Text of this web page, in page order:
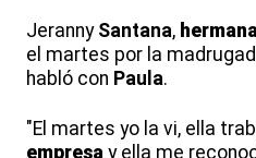
Jeranny Santana,
el martes por la
habló con Paula.
"El martes yo la vi, ella
empresa y ella me